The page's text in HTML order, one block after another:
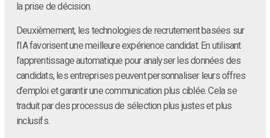
la prise de décision.
Deuxièmement, les technologies de recrutement basées sur
l’IA favorisent une meilleure expérience candidat. En utilisant
l’apprentissage automatique pour analyser les données des
candidats, les entreprises peuvent personnaliser leurs offres
d’emploi et garantir une communication plus ciblée. Cela se
traduit par des processus de sélection plus justes et plus
inclusifs.